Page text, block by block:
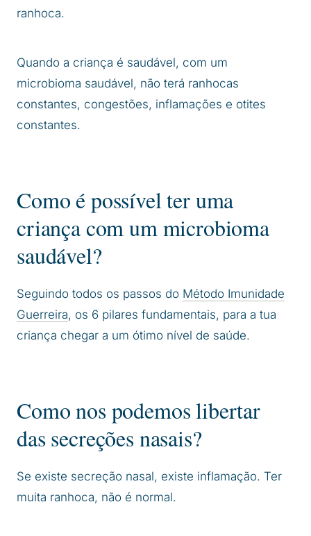
ranhoca.
Quando a criança é saudável, com um
microbioma saudável, não terá ranhocas
constantes, congestões, inflamações e otites
constantes.
Como é possível ter uma
criança com um microbioma
saudável?
Seguindo todos os passos do Método Imunidade
Guerreira, os 6 pilares fundamentais, para a tua
criança chegar a um ótimo nível de saúde.
Como nos podemos libertar
das secreções nasais?
Se existe secreção nasal, existe inflamação. Ter
muita ranhoca, não é normal.